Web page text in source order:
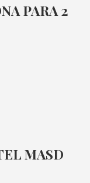
PARA 2
MASD